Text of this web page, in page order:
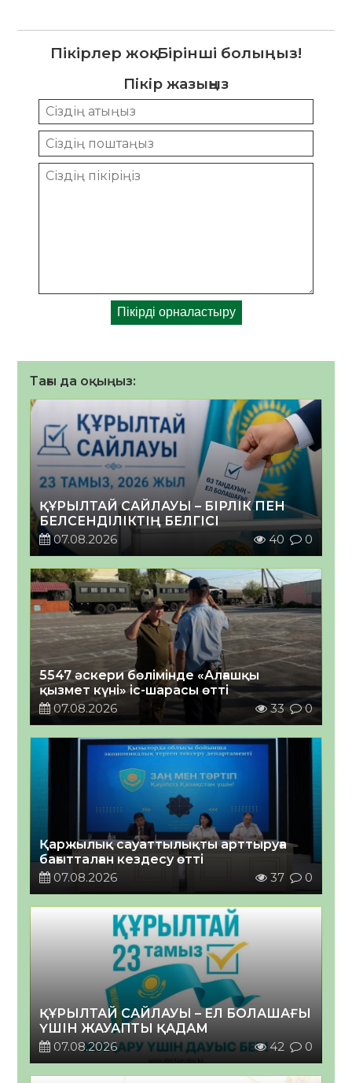
Пікірлер жоқ. Бірінші болыңыз!
Пікір жазыңыз
Тағы да оқыңыз:
ҚҰРЫЛТАЙ САЙЛАУЫ – БІРЛІК ПЕН
БЕЛСЕНДІЛІКТІҢ БЕЛГІСІ
07.08.2026
40 0
5547 әскери бөлімінде «Алғашқы
қызмет күні» іс-шарасы өтті
07.08.2026
33 0
Қаржылық сауаттылықты арттыруға
бағытталған кездесу өтті
07.08.2026
37 0
ҚҰРЫЛТАЙ САЙЛАУЫ – ЕЛ БОЛАШАҒЫ
ҮШІН ЖАУАПТЫ ҚАДАМ
07.08.2026
42 0